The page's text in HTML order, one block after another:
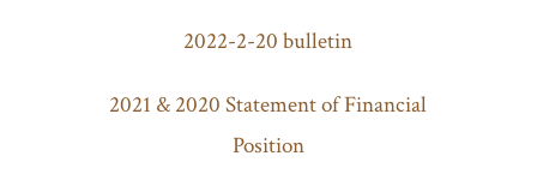
2022-2-20 bulletin
2021 & 2020 Statement of Financial
Position